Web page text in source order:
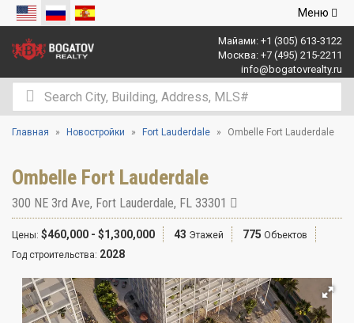
Открыть
Меню
Майами: +1 (305) 613-3122
Москва: +7 (495) 215-2211
info@bogatovrealty.ru
Главная Новостройки Fort Lauderdale Ombelle Fort Lauderdale
Ombelle Fort Lauderdale
300 NE 3rd Ave, Fort Lauderdale, FL 33301
Цены: $460,000 - $1,300,000 43 Этажей 775 Объектов
Год строительства: 2028